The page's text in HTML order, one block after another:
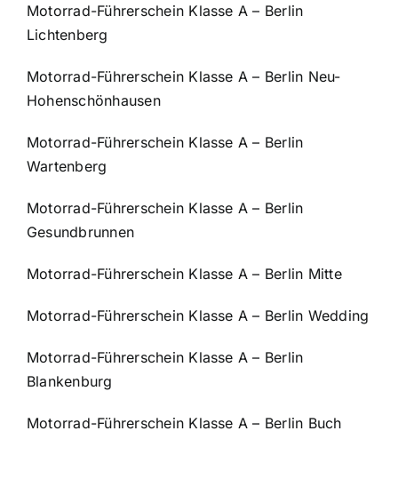
Motorrad-Führerschein Klasse A – Berlin
Lichtenberg
Motorrad-Führerschein Klasse A – Berlin Neu-
Hohenschönhausen
Motorrad-Führerschein Klasse A – Berlin
Wartenberg
Motorrad-Führerschein Klasse A – Berlin
Gesundbrunnen
Motorrad-Führerschein Klasse A – Berlin Mitte
Motorrad-Führerschein Klasse A – Berlin Wedding
Motorrad-Führerschein Klasse A – Berlin
Blankenburg
Motorrad-Führerschein Klasse A – Berlin Buch